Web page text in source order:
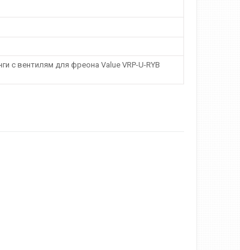
с вентилям для фреона Value VRP-U-RYB